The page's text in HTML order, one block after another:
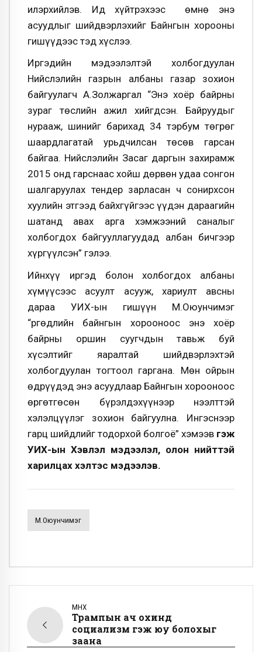
илэрхийлэв. Ид хүйтрэхээс өмнө энэ
асуудлыг шийдвэрлэхийг Байнгын хорооны
гишүүдээс тэд хүслээ.
Иргэдийн мэдээлэлтэй холбогдуулан
Нийслэлийн газрын албаны газар зохион
байгуулагч А.Золжаргал “Энэ хоёр байрны
зураг төслийн ажил хийгдсэн. Байруудыг
нурааж, шинийг барихад 34 тэрбум төгрөг
шаардлагатай урьдчилсан төсөв гарсан
байгаа. Нийслэлийн Засаг даргын захирамж
2015 онд гарснаас хойш дөрвөн удаа сонгон
шалгаруулах тендер зарласан ч сонирхсон
хуулийн этгээд байхгүйгээс үүдэн дараагийн
шатанд авах арга хэмжээний саналыг
холбогдох байгууллагуудад албан бичгээр
хүргүүлсэн” гэлээ.
Ийнхүү иргэд болон холбогдох албаны
хүмүүсээс асуулт асууж, хариулт авсны
дараа УИХ-ын гишүүн М.Оюунчимэг
“Өргөдлийн байнгын хорооноос энэ хоёр
байрны оршин суугчдын тавьж буй
хүсэлтийг яаралтай шийдвэрлэхтэй
холбогдуулан тогтоол гаргана. Мөн ойрын
өдрүүдэд энэ асуудлаар Байнгын хорооноос
өргөтгөсөн бүрэлдэхүүнээр нээлттэй
хэлэлцүүлэг зохион байгуулна. Ингэснээр
гарц шийдлийг тодорхой болгоё” хэмээв гэж
УИХ-ын Хэвлэл мэдээлэл, олон нийттэй
харилцах хэлтэс мэдээлэв.
М.Оюунчимэг
ӨМНӨХ
Трампын ач охинд
социализм гэж юу болохыг
заана